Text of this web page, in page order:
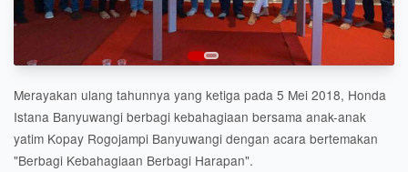
Merayakan ulang tahunnya yang ketiga pada 5 Mei 2018, Honda
Istana Banyuwangi berbagi kebahagiaan bersama anak-anak
yatim Kopay Rogojampi Banyuwangi dengan acara bertemakan
"Berbagi Kebahagiaan Berbagi Harapan".